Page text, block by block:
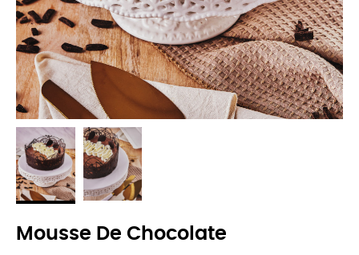
Mousse De Chocolate